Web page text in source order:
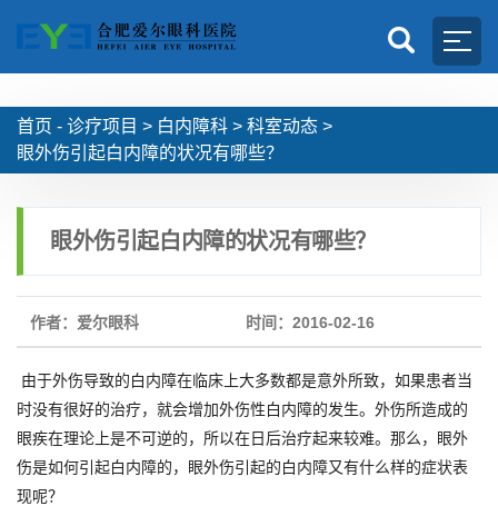
首页 - 诊疗项目 > 白内障科 > 科室动态 >
眼外伤引起白内障的状况有哪些？
眼外伤引起白内障的状况有哪些？
作者：爱尔眼科 时间：2016-02-16
由于外伤导致的白内障在临床上大多数都是意外所致，如果患者当
时没有很好的治疗，就会增加外伤性白内障的发生。外伤所造成的
眼疾在理论上是不可逆的，所以在日后治疗起来较难。那么，眼外
伤是如何引起白内障的，眼外伤引起的白内障又有什么样的症状表
现呢？